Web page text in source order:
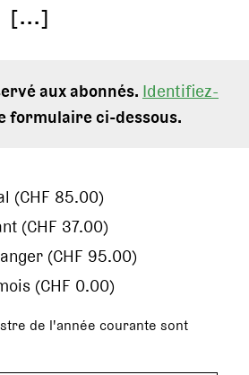
[...]
aux abonnés.Identifiez-
formulaire ci-dessous.
(CHF 85.00)
(CHF 37.00)
(CHF 95.00)
(CHF 0.00)
de l'année courante sont